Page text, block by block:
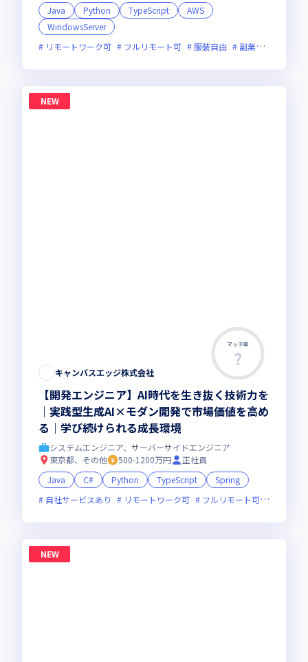
Java
Python TypeScript
AWS
WindowsServer
リモートワーク可
フルリモート可 服装自由 副業可
NEW
マッチ率
キャンバスエッジ株式会社
【開発エンジニア】AI時代を生き抜く技術力を
｜実践型生成AI×モダン開発で市場価値を高め
る｜学び続けられる成長環境
システムエンジニア、サーバーサイドエンジニア
東京都、その他
500-1200万円
正社員
Java
C# Python TypeScript
Spring
自社サービスあり
リモートワーク可 フルリモート可
NEW